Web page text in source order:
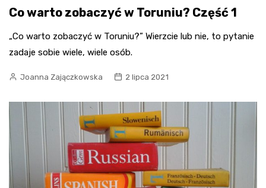
Co warto zobaczyć w Toruniu? Część 1
„Co warto zobaczyć w Toruniu?” Wierzcie lub nie, to pytanie
zadaje sobie wiele, wiele osób.
Joanna Zajączkowska 2 lipca 2021